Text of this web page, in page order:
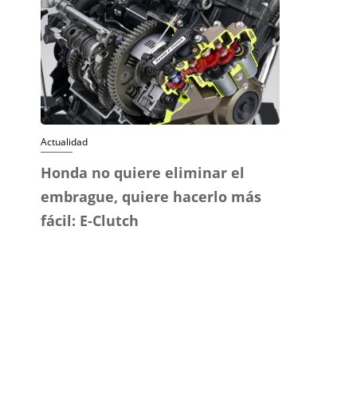
Actualidad
Honda no quiere eliminar el
embrague, quiere hacerlo más
fácil: E-Clutch